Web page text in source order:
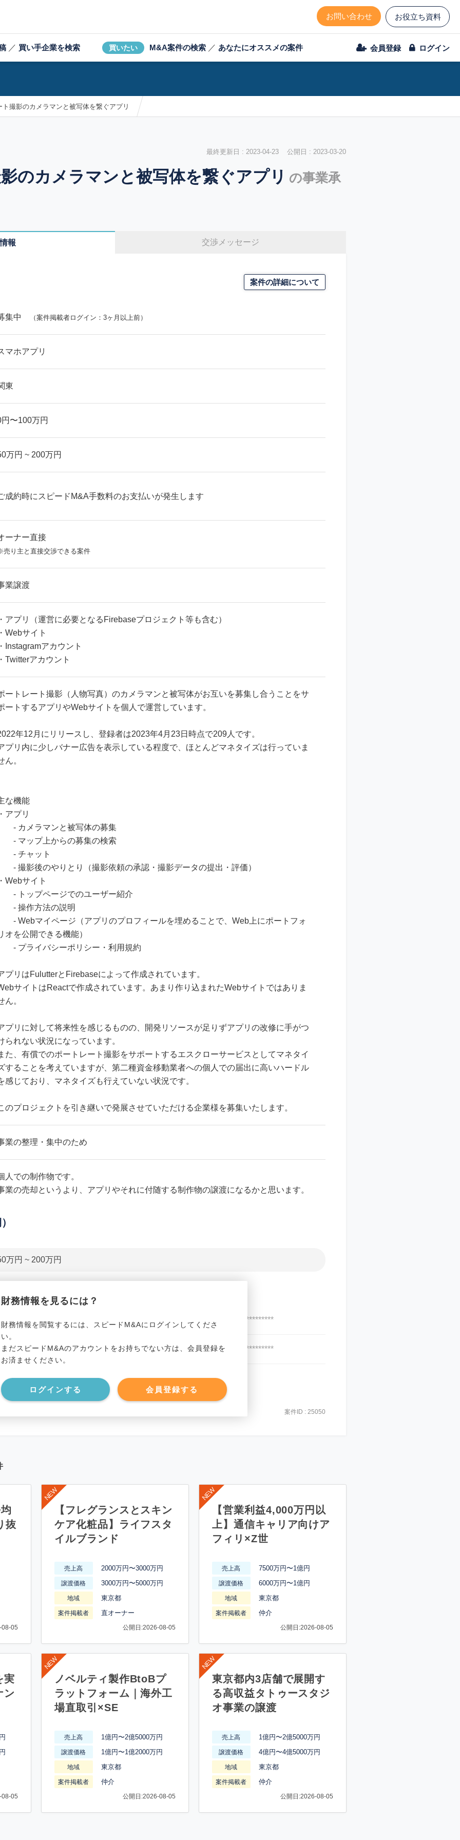
お問い合わせ お役立ち資料
／ 買い手企業を検索 買いたい M&A案件の検索 ／ あなたにオススメの案件 会員登録 ログイン
ト撮影のカメラマンと被写体を繋ぐアプリ
最終更新日 : 2023-04-23 公開日 : 2023-03-20
のカメラマンと被写体を繋ぐアプリ の事業承
報 交渉メッセージ
案件の詳細について
集中 （案件掲載者ログイン：3ヶ月以上前）
マホアプリ
東
円〜100万円
万円 ~ 200万円
成約時にスピードM&A手数料のお支払いが発生します
ーナー直接
り主と直接交渉できる案件
業譲渡
アプリ（運営に必要となるFirebaseプロジェクト等も含む）
Webサイト
Instagramアカウント
Twitterアカウント
ートレート撮影（人物写真）のカメラマンと被写体がお互いを募集し合うことをサ
ートするアプリやWebサイトを個人で運営しています。
年12月にリリースし、登録者は2023年4月23日時点で209人です。
プリ内に少しバナー広告を表示している程度で、ほとんどマネタイズは行っていま
ん。
な機能
アプリ
カメラマンと被写体の募集
マップ上からの募集の検索
チャット
撮影後のやりとり（撮影依頼の承認・撮影データの提出・評価）
Webサイト
トップページでのユーザー紹介
操作方法の説明
Webマイページ（アプリのプロフィールを埋めることで、Web上にポートフォ
オを公開できる機能）
プライバシーポリシー・利用規約
プリはFulutterとFirebaseによって作成されています。
サイトはReactで作成されています。あまり作り込まれたWebサイトではありま
ん。
プリに対して将来性を感じるものの、開発リソースが足りずアプリの改修に手がつ
られない状況になっています。
た、有償でのポートレート撮影をサポートするエスクローサービスとしてマネタイ
することを考えていますが、第二種資金移動業者への個人での届出に高いハードル
感じており、マネタイズも行えていない状況です。
のプロジェクトを引き継いで発展させていただける企業様を募集いたします。
業の整理・集中のため
人での制作物です。
業の売却というより、アプリやそれに付随する制作物の譲渡になるかと思います。
万円 ~ 200万円
財務情報を見るには？
財務情報を閲覧するには、スピードM&Aにログインしてくださ
い。
まだスピードM&Aのアカウントをお持ちでない方は、会員登録を
お済ませください。
ログインする 会員登録する
事業資産 ********************
事業負債 ********************
案件ID : 25050
抜
08-05
【フレグランスとスキン
ケア化粧品】ライフスタ
イルブランド
売上高 2000万円〜3000万円
譲渡価格 3000万円〜5000万円
地域 東京都
案件掲載者 直オーナー
公開日:2026-08-05
【営業利益4,000万円以
上】通信キャリア向けア
フィリ×Z世
売上高 7500万円〜1億円
譲渡価格 6000万円〜1億円
地域 東京都
案件掲載者 仲介
公開日:2026-08-05
実
ン
08-05
ノベルティ製作BtoBプ
ラットフォーム｜海外工
場直取引×SE
売上高 1億円〜2億5000万円
譲渡価格 1億円〜1億2000万円
地域 東京都
案件掲載者 仲介
公開日:2026-08-05
東京都内3店舗で展開す
る高収益タトゥースタジ
オ事業の譲渡
売上高 1億円〜2億5000万円
譲渡価格 4億円〜4億5000万円
地域 東京都
案件掲載者 仲介
公開日:2026-08-05